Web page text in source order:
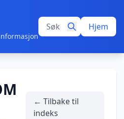
Hjem
← Tilbake til
indeks